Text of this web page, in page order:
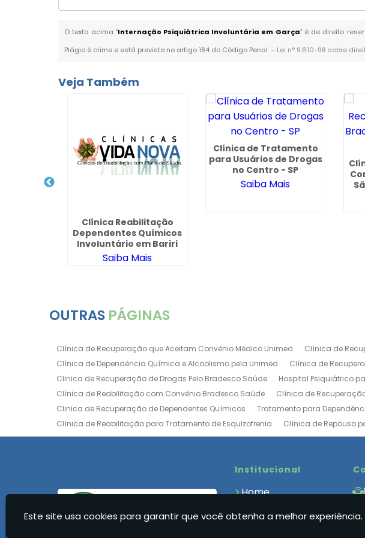
O texto acima "Internação Psiquiátrica Involuntária em Garça" é de direito
Plágio é crime e está previsto no artigo 184 do Código Penal. – Lei n° 9.610-98 sobre
Veja Também
Clínica Reabilitação
Dependentes Químicos
Involuntário em Bariri
Saiba Mais
Clínica de Tratamento
para Usuários de Drogas
no Centro - SP
Saiba Mais
OUTRAS PÁGINAS
Clínica de Recuperação que Aceitam Convênio Médico Unimed
Clínica de
Clínica de Dependência Química e Alcoolismo pela Unimed
Clínica de
Clinica de Recuperação de Drogas Pelo Bradesco Saúde
Hospital Psiquiátrico
Clínica de Reabilitação com Convênio Bradesco Saúde
Clínica de
Clinica de Recuperação de Dependentes Químicos
Tratamento para
Clínica de Reabilitação para Tratamento de Esquizofrenia
Clínica de Repouso
Clínica para Dependência Química e Alcoolismo
Clínica de Tratamento para
Clínica de Reabilitação de Luxo
Clínica de Recuperação para Drogados
Clínica de Recuperação que Aceita
Clinica Dependencia Quimica
Institucional
Home
Clínicas
Este site usa cookies para garantir que você obtenha a melhor experiência.